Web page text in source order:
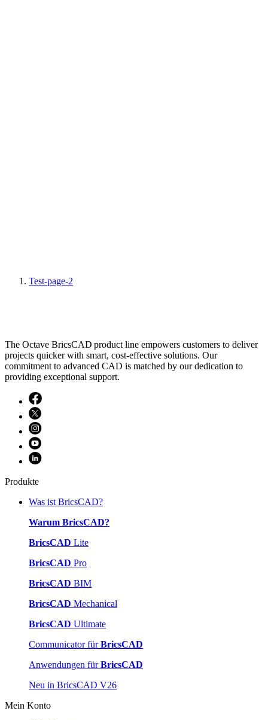
Test-page-2
The Octave BricsCAD product line empowers customers to deliver
projects quicker with smart, cost-effective solutions. Our
commitment to advanced CAD is matched by our dedication to
providing exceptional support.
Produkte
Was ist BricsCAD?
Warum BricsCAD?
BricsCAD Lite
BricsCAD Pro
BricsCAD BIM
BricsCAD Mechanical
BricsCAD Ultimate
Communicator fürBricsCAD
Anwendungen fürBricsCAD
Neu in BricsCAD V26
Mein Konto